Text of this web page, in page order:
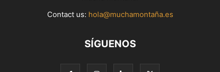
Contact us: hola@muchamontaña.es
SÍGUENOS